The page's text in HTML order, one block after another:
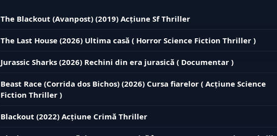
The Blackout (Avanpost) (2019) Acțiune Sf Thriller
The Last House (2026) Ultima casă ( Horror Science Fiction Thriller )
Jurassic Sharks (2026) Rechini din era jurasică ( Documentar )
Beast Race (Corrida dos Bichos) (2026) Cursa fiarelor ( Acțiune Science
Fiction Thriller )
Blackout (2022) Acțiune Crimă Thriller